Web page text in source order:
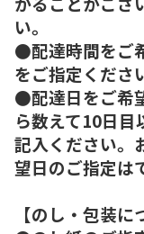
い。
●配達時間をご
をご指定くださ
●配達日をご希
ら数えて10日
記入ください。
望日のご指定は
【のし・包装に